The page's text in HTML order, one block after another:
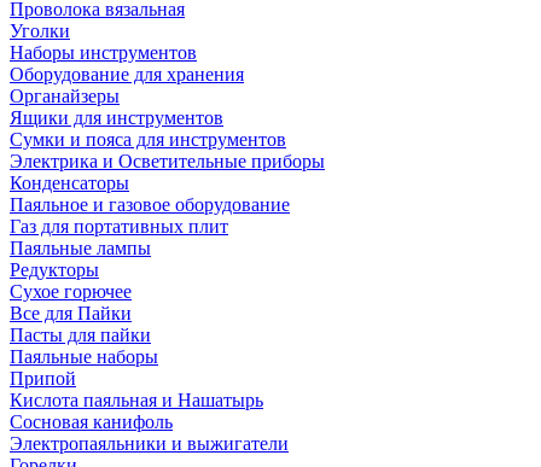
Проволока вязальная
Уголки
Наборы инструментов
Оборудование для хранения
Органайзеры
Ящики для инструментов
Сумки и пояса для инструментов
Электрика и Осветительные приборы
Конденсаторы
Паяльное и газовое оборудование
Газ для портативных плит
Паяльные лампы
Редукторы
Сухое горючее
Все для Пайки
Пасты для пайки
Паяльные наборы
Припой
Кислота паяльная и Нашатырь
Сосновая канифоль
Электропаяльники и выжигатели